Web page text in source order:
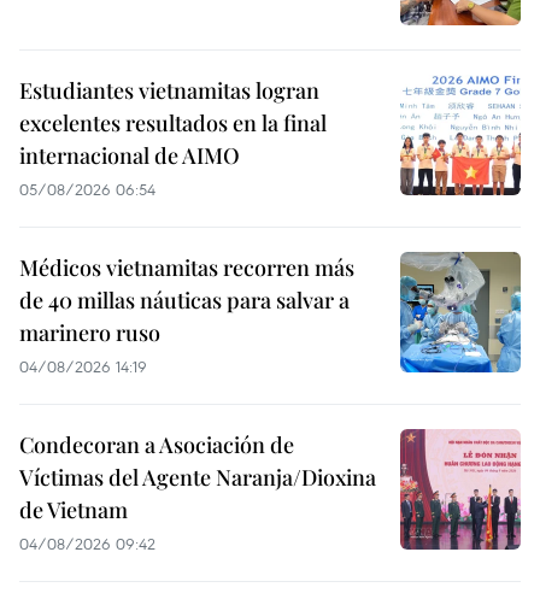
Estudiantes vietnamitas logran
excelentes resultados en la final
internacional de AIMO
05/08/2026 06:54
Médicos vietnamitas recorren más
de 40 millas náuticas para salvar a
marinero ruso
04/08/2026 14:19
Condecoran a Asociación de
Víctimas del Agente Naranja/Dioxina
de Vietnam
04/08/2026 09:42